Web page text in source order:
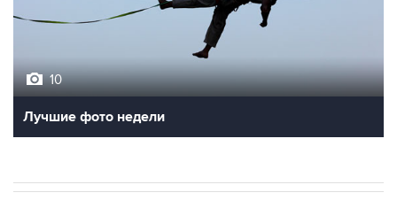
Лучшие фото недели